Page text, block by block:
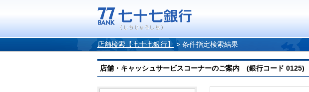
店舗検索【七十七銀行】 > 条件指定検索結果
店舗・キャッシュサービスコーナーのご案内 (銀行コード 0125)